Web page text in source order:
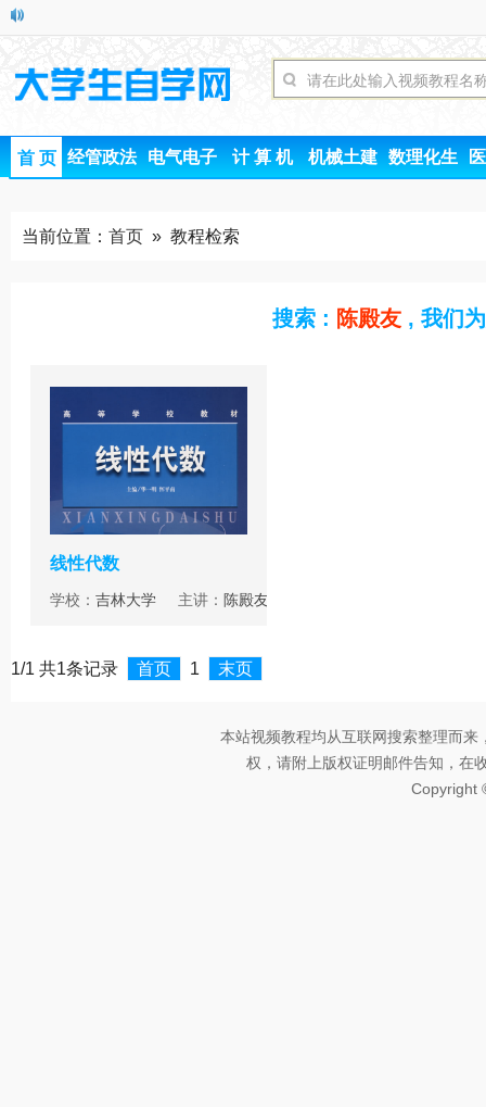
首 页 经管政法 电气电子 计 算 机 机械土建 数理化生
当前位置： 首页 » 教程检索
搜索 : 陈殿友 , 我们
线性代数
学校： 吉林大学 主讲： 陈殿友
1/1 共1条记录 首页 1 末页
本站视频教程均从互联网搜索整理而
权，请附上版权证明邮件告知，在
Copyright